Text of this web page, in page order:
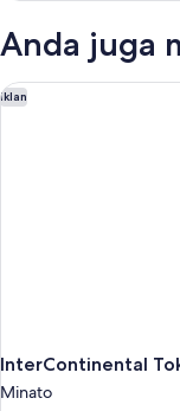
Anda juga
Iklan
InterContinental
Minato
InterContinental